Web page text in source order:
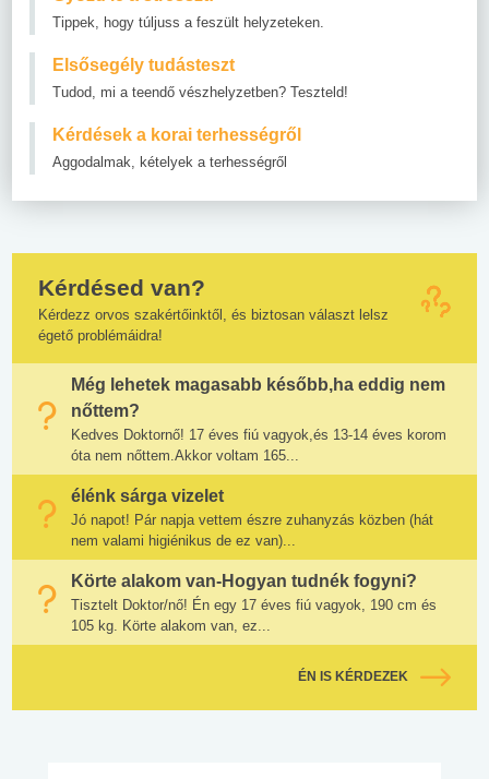
Tippek, hogy túljuss a feszült helyzeteken.
Elsősegély tudásteszt
Tudod, mi a teendő vészhelyzetben? Teszteld!
Kérdések a korai terhességről
Aggodalmak, kételyek a terhességről
Kérdésed van?
Kérdezz orvos szakértőinktől, és biztosan választ lelsz
égető problémáidra!
Még lehetek magasabb később,ha eddig nem
nőttem?
Kedves Doktornő! 17 éves fiú vagyok,és 13-14 éves korom
óta nem nőttem.Akkor voltam 165...
élénk sárga vizelet
Jó napot! Pár napja vettem észre zuhanyzás közben (hát
nem valami higiénikus de ez van)...
Körte alakom van-Hogyan tudnék fogyni?
Tisztelt Doktor/nő! Én egy 17 éves fiú vagyok, 190 cm és
105 kg. Körte alakom van, ez...
ÉN IS KÉRDEZEK